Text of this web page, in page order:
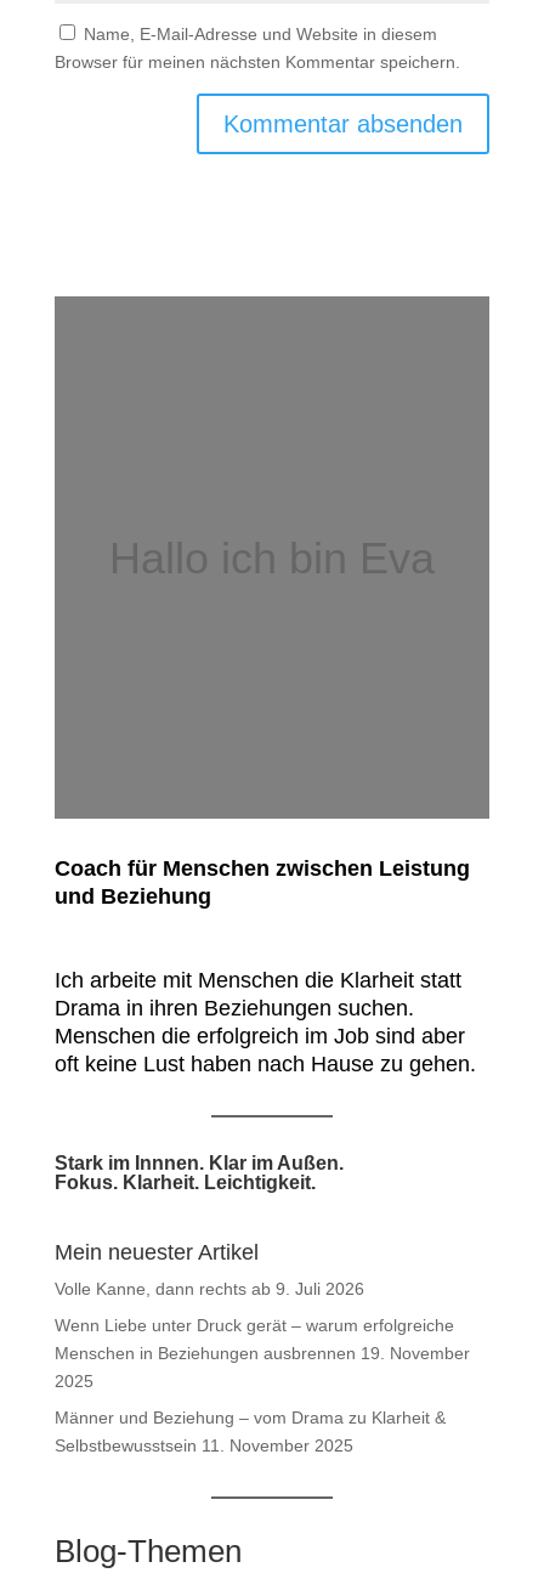
Name, E-Mail-Adresse und Website in diesem
Browser für meinen nächsten Kommentar speichern.
Hallo ich bin Eva
Coach für Menschen zwischen Leistung
und Beziehung
Ich arbeite mit Menschen die Klarheit statt
Drama in ihren Beziehungen suchen.
Menschen die erfolgreich im Job sind aber
oft keine Lust haben nach Hause zu gehen.
Stark im Innnen. Klar im Außen.
Fokus. Klarheit. Leichtigkeit.
Mein neuester Artikel
Volle Kanne, dann rechts ab 9. Juli 2026
Wenn Liebe unter Druck gerät – warum erfolgreiche
Menschen in Beziehungen ausbrennen 19. November
2025
Männer und Beziehung – vom Drama zu Klarheit &
Selbstbewusstsein 11. November 2025
Blog-Themen